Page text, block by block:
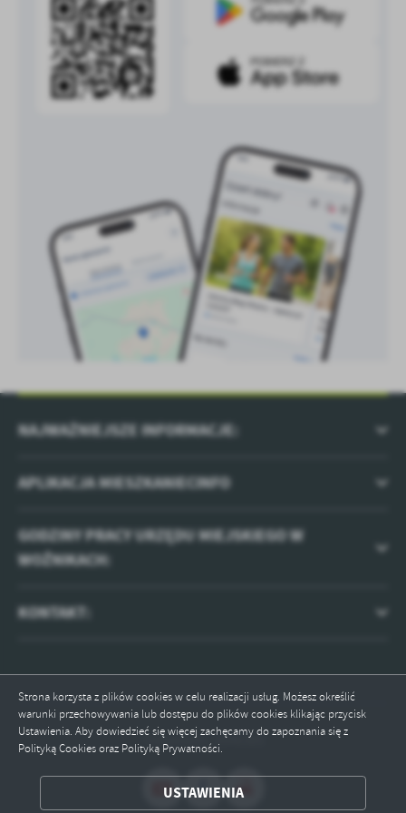
Strona korzysta z plików cookies w celu realizacji usług. Możesz określić
warunki przechowywania lub dostępu do plików cookies klikając przycisk
Ustawienia. Aby dowiedzieć się więcej zachęcamy do zapoznania się z
Polityką Cookies oraz Polityką Prywatności.
USTAWIENIA
treści w postaci wiadomości, ofert, komunikatów mediów
społecznościowych.
ZAPISZ WYBRANE
NAJWAŻNIEJSZE INFORMACJE:
APLIKACJA MIESZKANIECINFO
GODZINY PRACY URZĘDU MIEJSKIEGO W
WOŹNIKACH:
KONTAKT:
Odwiedzin: 2046365